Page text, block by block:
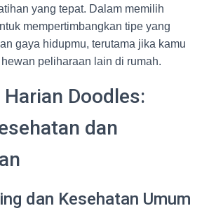
yang tepat. Dalam memilih
mempertimbangkan tipe yang
gaya hidupmu, terutama jika kamu
peliharaan lain di rumah.
Doodles:
dan
dan Kesehatan Umum